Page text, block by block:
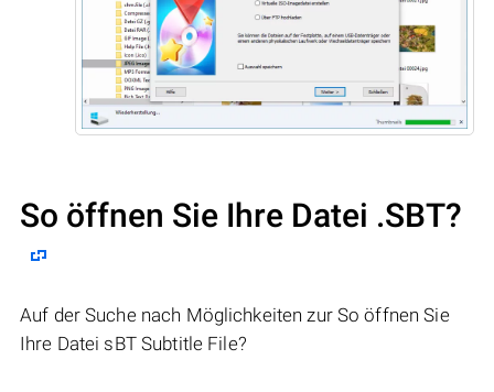
So öffnen Sie Ihre Datei .SBT?
Auf der Suche nach Möglichkeiten zur So öffnen Sie
Ihre Datei sBT Subtitle File?